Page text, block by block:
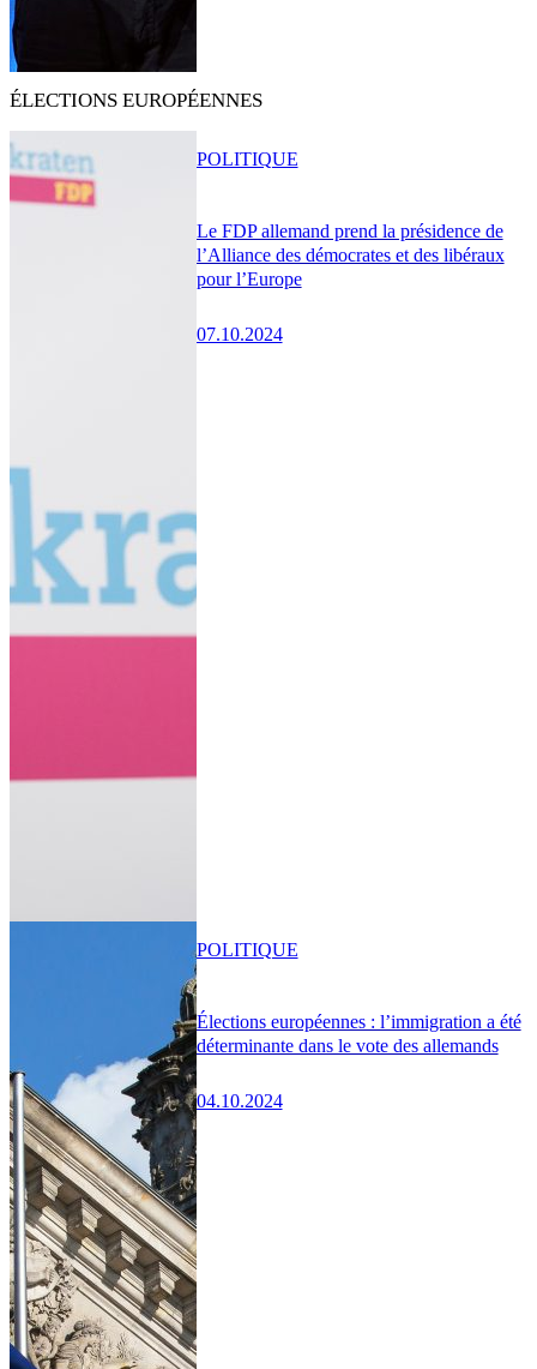
ÉLECTIONS EUROPÉENNES
Le FDP allemand prend la présidence de
l’Alliance des démocrates et des libéraux
pour l’Europe
07.10.2024
POLITIQUE
Élections européennes : l’immigration a été
déterminante dans le vote des allemands
04.10.2024
POLITIQUE